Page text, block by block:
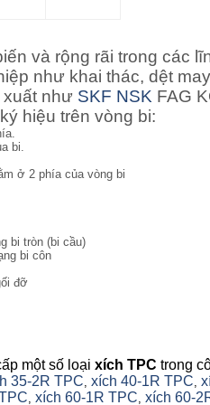
và rộng rãi trong các
như khai thác, dệt
xuất như SKF NSK FAG
hiệu trên vòng bi:
bi.
ở 2 phía của vòng bi
bi tròn (bi cầu)
bi côn
đỡ
một số loại xích TPC trong
35-2R TPC, xích 40-1R TPC,
, xích 60-1R TPC, xích 60-